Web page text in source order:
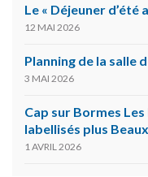
Le « Déjeuner d’été
12 MAI 2026
Planning de la salle
3 MAI 2026
Cap sur Bormes
labellisés plus
1 AVRIL 2026